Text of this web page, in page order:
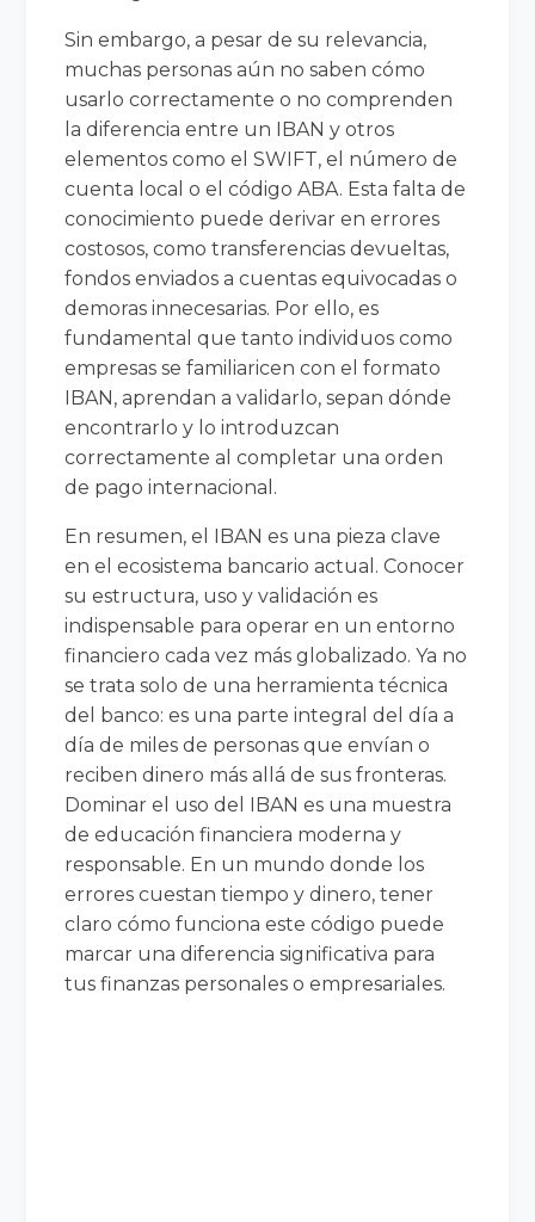
Sin embargo, a pesar de su relevancia,
muchas personas aún no saben cómo
usarlo correctamente o no comprenden
la diferencia entre un IBAN y otros
elementos como el SWIFT, el número de
cuenta local o el código ABA. Esta falta de
conocimiento puede derivar en errores
costosos, como transferencias devueltas,
fondos enviados a cuentas equivocadas o
demoras innecesarias. Por ello, es
fundamental que tanto individuos como
empresas se familiaricen con el formato
IBAN, aprendan a validarlo, sepan dónde
encontrarlo y lo introduzcan
correctamente al completar una orden
de pago internacional.
En resumen, el IBAN es una pieza clave
en el ecosistema bancario actual. Conocer
su estructura, uso y validación es
indispensable para operar en un entorno
financiero cada vez más globalizado. Ya no
se trata solo de una herramienta técnica
del banco: es una parte integral del día a
día de miles de personas que envían o
reciben dinero más allá de sus fronteras.
Dominar el uso del IBAN es una muestra
de educación financiera moderna y
responsable. En un mundo donde los
errores cuestan tiempo y dinero, tener
claro cómo funciona este código puede
marcar una diferencia significativa para
tus finanzas personales o empresariales.